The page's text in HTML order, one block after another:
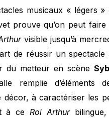
musicaux « légers
prouve qu’on peut
visible jusqu’à
de réussir un
du metteur en scène
remplie d’éléments
à caractériser les
à ce Roi Arthurbilingue,